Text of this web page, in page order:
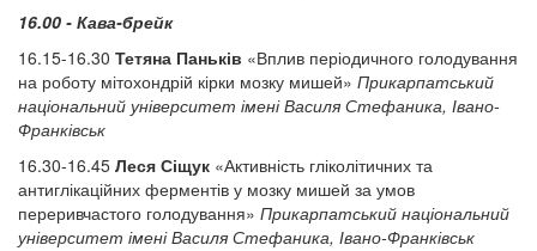
16.00 - Кава-брейк
16.15-16.30 Тетяна Паньків «Вплив періодичного голодування
на роботу мітохондрій кірки мозку мишей» Прикарпатський
національний університет імені Василя Стефаника, Івано-
Франківськ
16.30-16.45 Леся Сіщук «Активність гліколітичних та
антиглікаційних ферментів у мозку мишей за умов
переривчастого голодування» Прикарпатський національний
університет імені Василя Стефаника, Івано-Франківськ